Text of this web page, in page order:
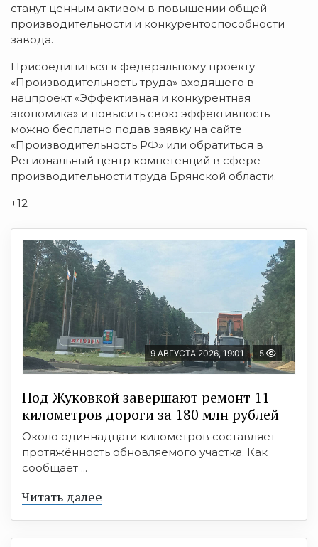
станут ценным активом в повышении общей
производительности и конкурентоспособности
завода.
Присоединиться к федеральному проекту
«Производительность труда» входящего в
нацпроект «Эффективная и конкурентная
экономика» и повысить свою эффективность
можно бесплатно подав заявку на сайте
«Производительность РФ» или обратиться в
Региональный центр компетенций в сфере
производительности труда Брянской области.
+12
9 АВГУСТА 2026, 19:01 5
Под Жуковкой завершают ремонт 11
километров дороги за 180 млн рублей
Около одиннадцати километров составляет
протяжённость обновляемого участка. Как
сообщает ...
Читать далее